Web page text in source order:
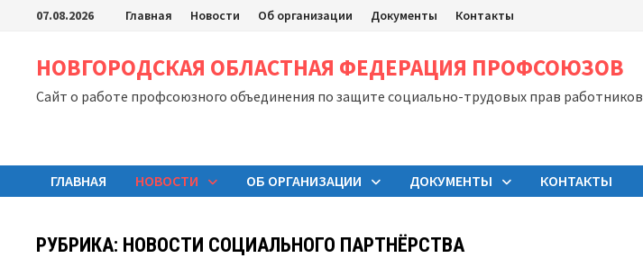
Перейти
содержимому
07.08.2026 Главная Новости Об организации Документы Контакты
НОВГОРОДСКАЯ ОБЛАСТНАЯ ФЕДЕРАЦИЯ ПРОФСОЮЗОВ
Сайт о работе профсоюзного объединения по защите социально-трудовых прав работников
ГЛАВНАЯ НОВОСТИ ОБ ОРГАНИЗАЦИИ ДОКУМЕНТЫ КОНТАКТЫ
РУБРИКА: НОВОСТИ СОЦИАЛЬНОГО ПАРТНЁРСТВА